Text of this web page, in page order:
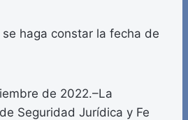
haga constar la fecha de
de 2022.–La
Seguridad Jurídica y Fe